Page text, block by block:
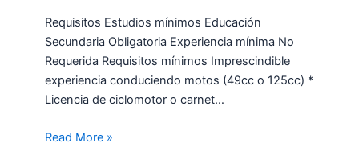
Requisitos Estudios mínimos Educación
Secundaria Obligatoria Experiencia mínima No
Requerida Requisitos mínimos Imprescindible
experiencia conduciendo motos (49cc o 125cc) *
Licencia de ciclomotor o carnet…
Read More »